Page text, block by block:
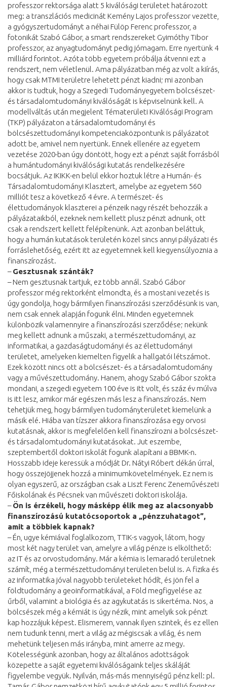
professzor rektorsága alatt 5 kiválósági területet határozott
meg: a transzlációs medicinát Kemény Lajos professzor vezette,
a gyógyszertudományt a néhai Fülöp Ferenc professzor, a
fotonikát Szabó Gábor, a smart rendszereket Gyimóthy Tibor
professzor, az anyagtudományt pedig jómagam. Erre nyertünk 4
milliárd forintot. Azóta több egyetem próbálja átvenni ezt a
rendszert, nem véletlenül. Ama pályázatban még az volt a kiírás,
hogy csak MTMI területre lehetett pénzt kiadni; mi azonban
akkor is tudtuk, hogy a Szegedi Tudományegyetem bölcsészet-
és társadalomtudományi kiválóságát is képviselnünk kell. A
modellváltás után megjelent Tématerületi Kiválósági Program
(TKP) pályázaton a társadalomtudományi és
bölcsészettudományi kompetenciaközpontunk is pályázatot
adott be, amivel nem nyertünk. Ennek ellenére az egyetem
vezetése 2020-ban úgy döntött, hogy ezt a pénzt saját forrásból
a humántudományi kiválósági kutatás rendelkezésére
bocsátjuk. Az IKIKK-en belül ekkor hoztuk létre a Humán- és
Társadalomtudományi Klasztert, amelybe az egyetem 560
milliót tesz a következő 4 évre. A természet- és
élettudományok klaszterei a pénzeik nagy részét behozzák a
pályázataikból, ezeknek nem kellett plusz pénzt adnunk, ott
csak a rendszert kellett felépítenünk. Azt azonban beláttuk,
hogy a humán kutatások területén közel sincs annyi pályázati és
forráslehetőség, ezért itt az egyetemnek kell kiegyensúlyoznia a
finanszírozást.
–Gesztusnak szánták?
– Nem gesztusnak tartjuk, ez több annál. Szabó Gábor
professzor még rektorként elmondta, és a mostani vezetés is
úgy gondolja, hogy bármilyen finanszírozási szerződésünk is van,
nem csak ennek alapján fogunk élni. Minden egyetemnek
különbözik valamennyire a finanszírozási szerződése; nekünk
meg kellett adnunk a műszaki, a természettudományi, az
informatikai, a gazdaságtudományi és az élettudományi
területet, amelyeken kiemelten figyelik a hallgatói létszámot.
Ezek között nincs ott a bölcsészet- és a társadalomtudomány
vagy a művészettudomány. Hanem, ahogy Szabó Gábor szokta
mondani, a szegedi egyetem 100 éve is itt volt, és száz év múlva
is itt lesz, amikor már egészen más lesz a finanszírozás. Nem
tehetjük meg, hogy bármilyen tudományterületet kiemelünk a
másik elé. Hiába van tízszer akkora finanszírozása egy orvosi
kutatásnak, akkor is megfelelően kell finanszírozni a bölcsészet-
és társadalomtudományi kutatásokat. Jut eszembe,
szeptembertől doktori iskolát fogunk alapítani a BBMK-n.
Hosszabb ideje keressük a módját Dr. Nátyi Róbert dékán úrral,
hogy összejöjjenek hozzá a minimumkövetelmények. Ez nem is
olyan egyszerű, az országban csak a Liszt Ferenc Zeneművészeti
Főiskolának és Pécsnek van művészeti doktori iskolája.
–Ön is érzékeli, hogy másképp élik meg az alacsonyabb
finanszírozású kutatócsoportok a „pénzzuhatagot”,
amit a többiek kapnak?
– Én, ugye kémiával foglalkozom, TTIK-s vagyok, látom, hogy
most két nagy terület van, amelyre a világ pénze is elkölthető:
az IT és az orvostudomány. Már a kémia is lemaradó területnek
számít, még a természettudományi területen belül is. A fizika és
az informatika jóval nagyobb területeket hódít, és jön fel a
földtudomány a geoinformatikával, a Föld megfigyelése az
űrből, valamint a biológia és az agykutatás is sikertéma. Nos, a
bölcsészek még a kémiát is úgy nézik, mint amelyik sok pénzt
kap hozzájuk képest. Elismerem, vannak ilyen szintek, és ez ellen
nem tudunk tenni, mert a világ az mégiscsak a világ, és nem
mehetünk teljesen más irányba, mint amerre az megy.
Kötelességünk azonban, hogy az általános adottságok
közepette a saját egyetemi kiválóságaink teljes skáláját
figyelembe vegyük. Nyilván, más-más mennyiségű pénz kell: pl.